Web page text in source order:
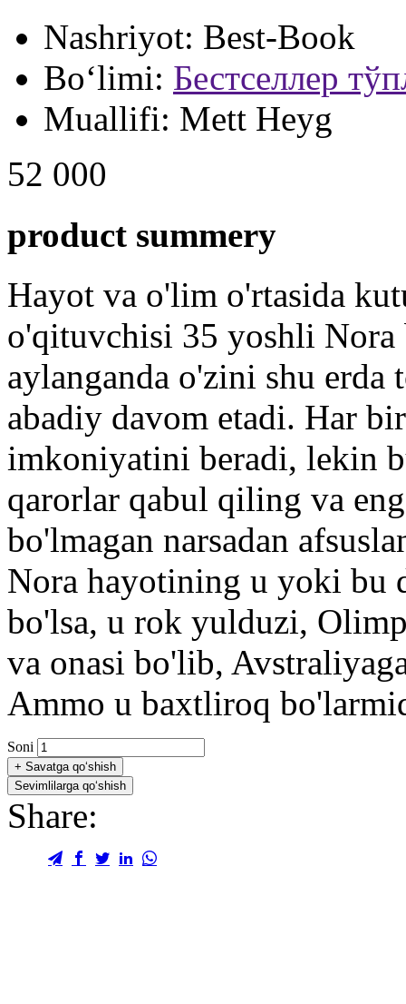
Nashriyot: Best-Book
Bo‘limi: Бестселлер
Muallifi: Mett Heyg
52 000
product summery
Hayot va o'lim o'rtasida
o'qituvchisi 35 yoshli Nora
aylanganda o'zini shu
abadiy davom etadi. Har
imkoniyatini beradi, lekin
qarorlar qabul qiling va
bo'lmagan narsadan
Nora hayotining u yoki bu
bo'lsa, u rok yulduzi,
va onasi bo'lib,
Ammo u baxtliroq
Soni
+ Savatga qo‘shish
Sevimlilarga qo‘shish
Share: